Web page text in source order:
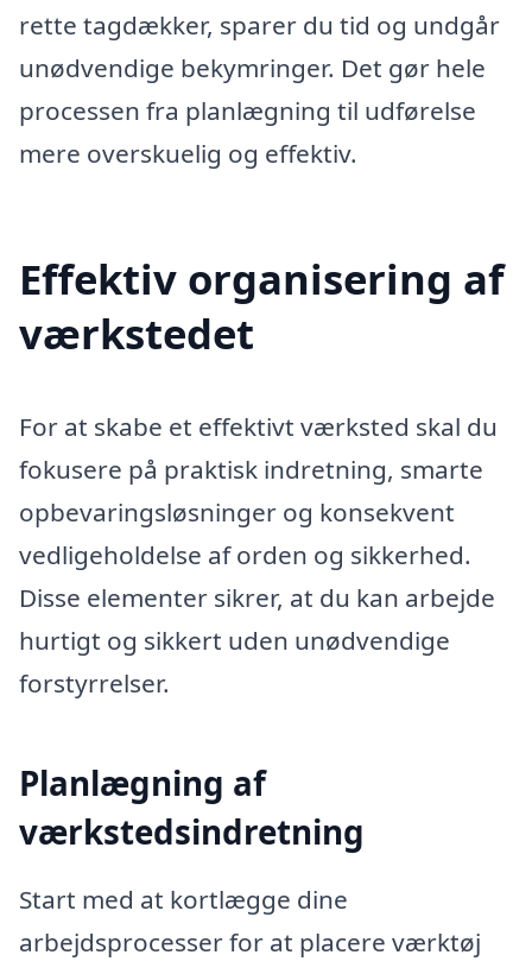
rette tagdækker, sparer du tid og undgår
unødvendige bekymringer. Det gør hele
processen fra planlægning til udførelse
mere overskuelig og effektiv.
Effektiv organisering af
værkstedet
For at skabe et effektivt værksted skal du
fokusere på praktisk indretning, smarte
opbevaringsløsninger og konsekvent
vedligeholdelse af orden og sikkerhed.
Disse elementer sikrer, at du kan arbejde
hurtigt og sikkert uden unødvendige
forstyrrelser.
Planlægning af
værkstedsindretning
Start med at kortlægge dine
arbejdsprocesser for at placere værktøj